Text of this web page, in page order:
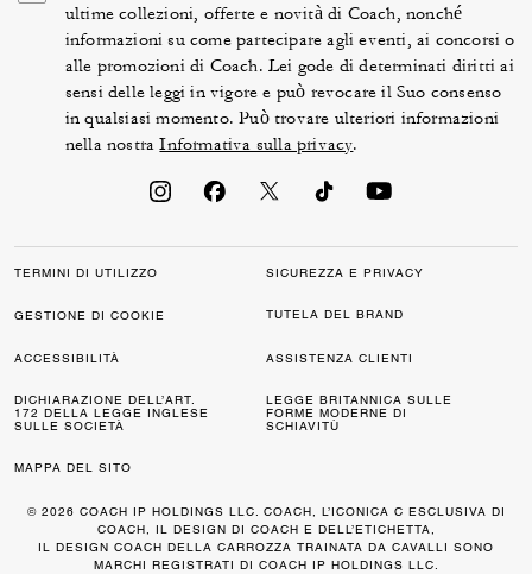
ultime collezioni, offerte e novità di Coach, nonché
informazioni su come partecipare agli eventi, ai concorsi o
alle promozioni di Coach. Lei gode di determinati diritti ai
sensi delle leggi in vigore e può revocare il Suo consenso
in qualsiasi momento. Può trovare ulteriori informazioni
nella nostraInformativa sulla privacy.
TERMINI DI UTILIZZO SICUREZZA E PRIVACY
GESTIONE DI COOKIE TUTELA DEL BRAND
ACCESSIBILITÀ ASSISTENZA CLIENTI
DICHIARAZIONE DELL’ART.
172 DELLA LEGGE INGLESE
SULLE SOCIETÀ
LEGGE BRITANNICA SULLE
FORME MODERNE DI
SCHIAVITÙ
MAPPA DEL SITO
© 2026 COACH IP HOLDINGS LLC. COACH, L’ICONICA C ESCLUSIVA DI
COACH, IL DESIGN DI COACH E DELL’ETICHETTA,
IL DESIGN COACH DELLA CARROZZA TRAINATA DA CAVALLI SONO
MARCHI REGISTRATI DI COACH IP HOLDINGS LLC.